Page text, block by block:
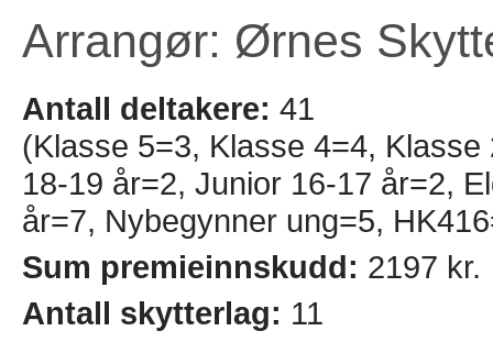
Arrangør: Ørnes
Antall deltakere: 41
(Klasse 5=3, Klasse 4=4,
18-19 år=2, Junior 16-17 år=2,
år=7, Nybegynner ung=5,
Sum premieinnskudd: 2197 kr.
Antall skytterlag: 11